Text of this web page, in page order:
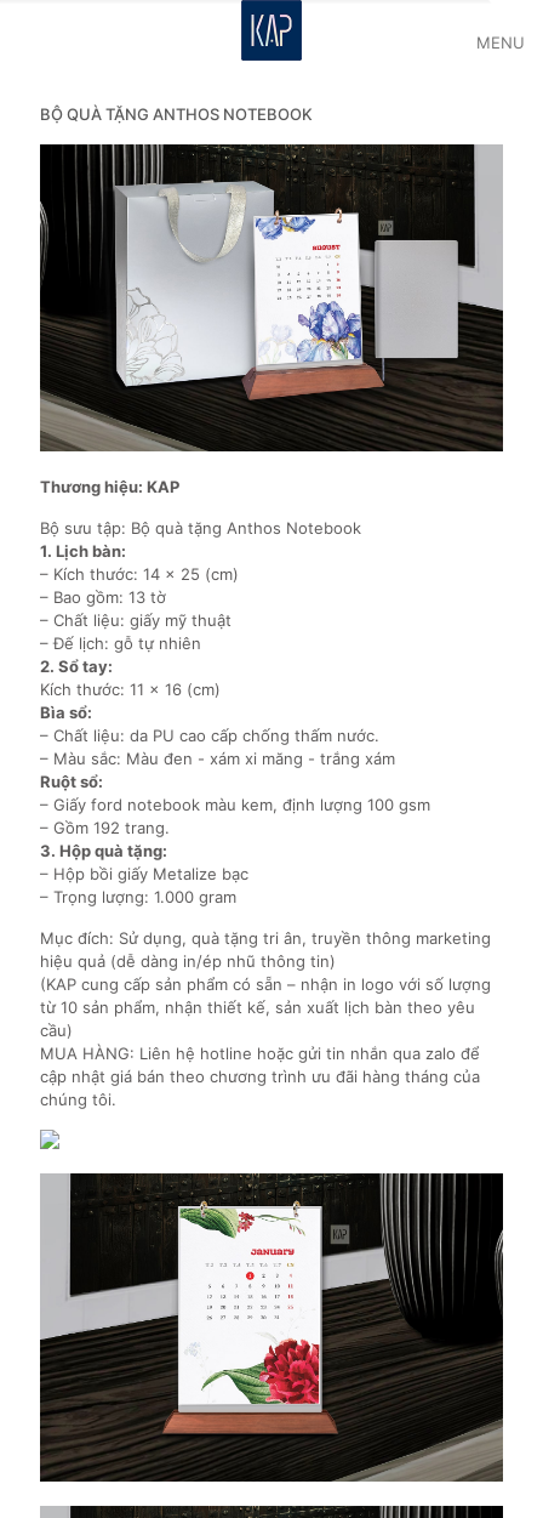
MENU
BỘ QUÀ TẶNG ANTHOS NOTEBOOK
Thương hiệu: KAP
Bộ sưu tập: Bộ quà tặng Anthos Notebook
1. Lịch bàn:
– Kích thước: 14 x 25 (cm)
– Bao gồm: 13 tờ
– Chất liệu: giấy mỹ thuật
– Đế lịch: gỗ tự nhiên
2. Sổ tay:
Kích thước: 11 x 16 (cm)
Bìa sổ:
– Chất liệu: da PU cao cấp chống thấm nước.
– Màu sắc: Màu đen - xám xi măng - trắng xám
Ruột sổ:
– Giấy ford notebook màu kem, định lượng 100 gsm
– Gồm 192 trang.
3. Hộp quà tặng:
– Hộp bồi giấy Metalize bạc
– Trọng lượng: 1.000 gram
Mục đích: Sử dụng, quà tặng tri ân, truyền thông marketing
hiệu quả (dễ dàng in/ép nhũ thông tin)
(KAP cung cấp sản phẩm có sẵn – nhận in logo với số lượng
từ 10 sản phẩm, nhận thiết kế, sản xuất lịch bàn theo yêu
cầu)
MUA HÀNG: Liên hệ hotline hoặc gửi tin nhắn qua zalo để
cập nhật giá bán theo chương trình ưu đãi hàng tháng của
chúng tôi.